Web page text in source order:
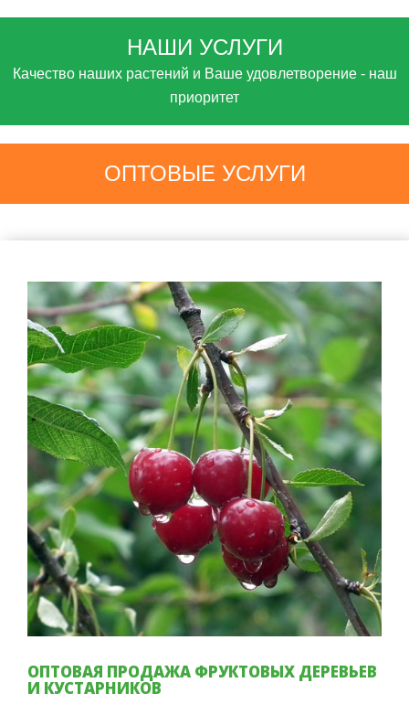
НАШИ УСЛУГИ
Качество наших растений и Ваше удовлетворение - наш
приоритет
ОПТОВЫЕ УСЛУГИ
ОПТОВАЯ ПРОДАЖА ФРУКТОВЫХ ДЕРЕВЬЕВ
И КУСТАРНИКОВ